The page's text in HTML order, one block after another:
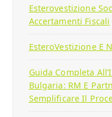
Esterovestizione
Accertamenti Fiscali
EsteroVestizione E
Guida Completa
Bulgaria: RM E
Semplificare Il